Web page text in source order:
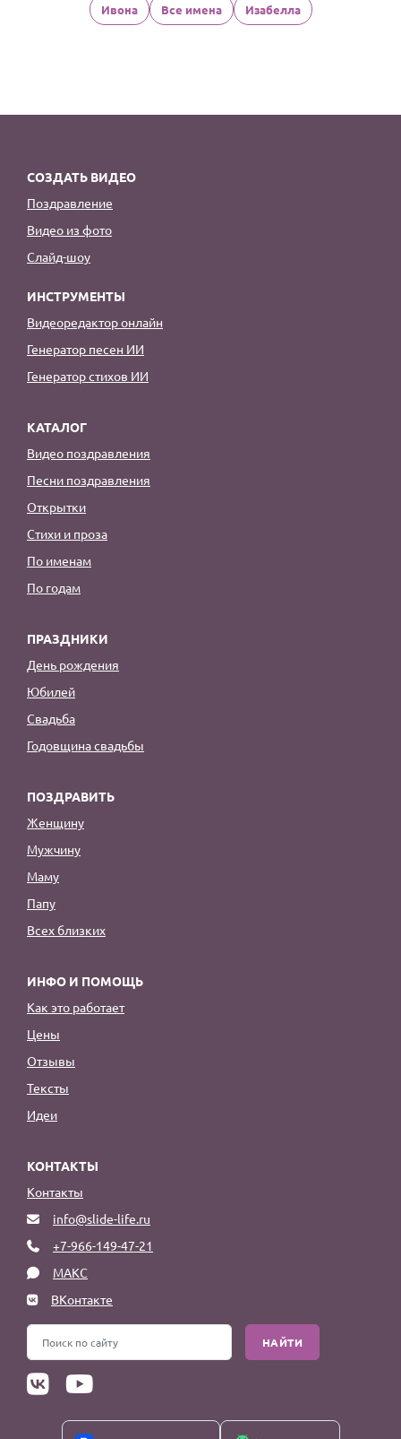
Ивона Все имена Изабелла
СОЗДАТЬ ВИДЕО
Поздравление
Видео из фото
Слайд-шоу
ИНСТРУМЕНТЫ
Видеоредактор онлайн
Генератор песен ИИ
Генератор стихов ИИ
КАТАЛОГ
Видео поздравления
Песни поздравления
Открытки
Стихи и проза
По именам
По годам
ПРАЗДНИКИ
День рождения
Юбилей
Свадьба
Годовщина свадьбы
ПОЗДРАВИТЬ
Женщину
Мужчину
Маму
Папу
Всех близких
ИНФО И ПОМОЩЬ
Как это работает
Цены
Отзывы
Тексты
Идеи
КОНТАКТЫ
Контакты
info@slide-life.ru
+7-966-149-47-21
МАКС
ВКонтакте
НАЙТИ